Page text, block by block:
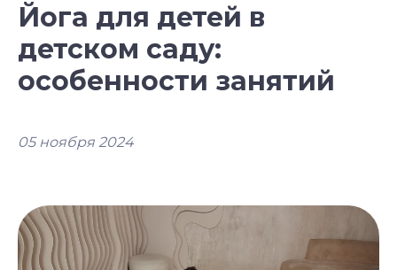
Йога для детей в
детском саду:
особенности занятий
05 ноября 2024